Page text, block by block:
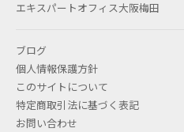
エキスパートオフィス大阪梅田
ブログ
個人情報保護方針
このサイトについて
特定商取引法に基づく表記
お問い合わせ